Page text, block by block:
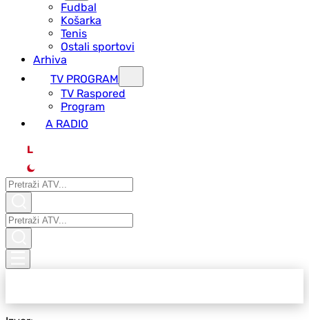
Fudbal
Košarka
Tenis
Ostali sportovi
Arhiva
TV PROGRAM
ТV Raspored
Program
A RADIO
L